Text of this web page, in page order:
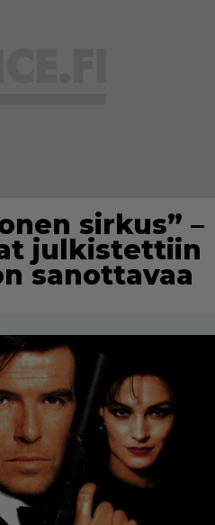
sirkus” –
julkistettiin
sanottavaa